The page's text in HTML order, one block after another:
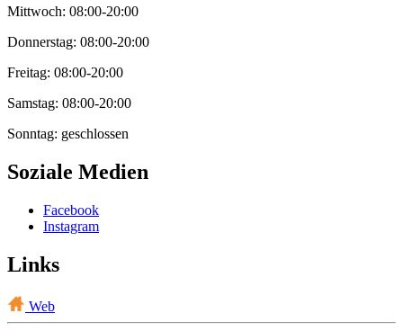
Mittwoch: 08:00-20:00
Donnerstag: 08:00-20:00
Freitag: 08:00-20:00
Samstag: 08:00-20:00
Sonntag: geschlossen
Soziale Medien
Facebook
Instagram
Links
Web